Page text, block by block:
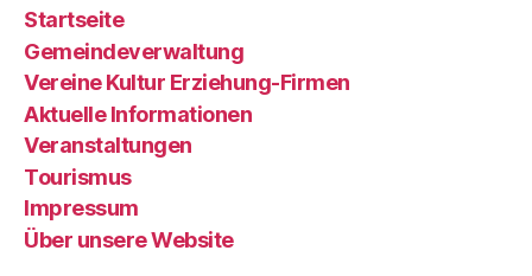
Startseite
Gemeindeverwaltung
Vereine Kultur Erziehung-Firmen
Aktuelle Informationen
Veranstaltungen
Tourismus
Impressum
Über unsere Website